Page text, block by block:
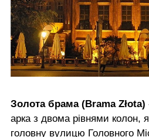
Золота брама (Brama Złota)
арка з двома рівнями колон,
головну вулицю Головного